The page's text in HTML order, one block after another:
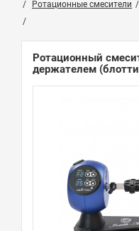
Ротационные смесители
Ротационный
держателем